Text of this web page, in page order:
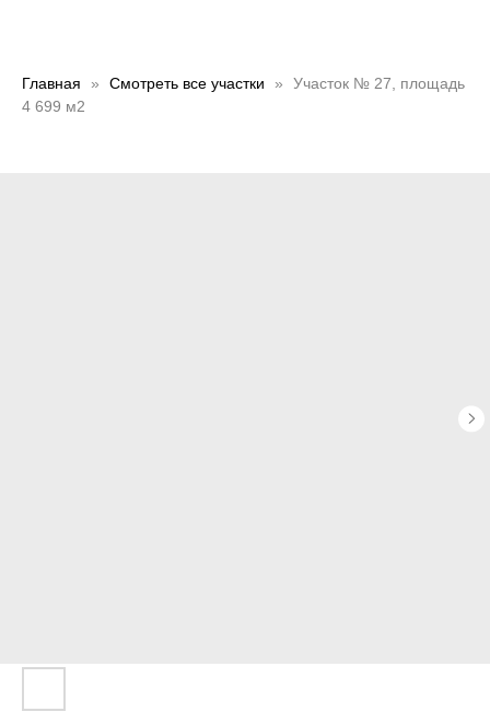
Главная Смотреть все участки
Участок № 27, площадь
4 699 м2